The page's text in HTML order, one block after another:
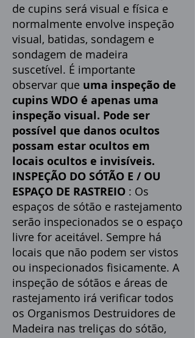
de cupins será visual e física e
normalmente envolve inspeção
visual, batidas, sondagem e
sondagem de madeira
suscetível. É importante
observar que uma inspeção de
cupins WDO é apenas uma
inspeção visual. Pode ser
possível que danos ocultos
possam estar ocultos em
locais ocultos e invisíveis.
INSPEÇÃO DO SÓTÃO E / OU
ESPAÇO DE RASTREIO : Os
espaços de sótão e rastejamento
serão inspecionados se o espaço
livre for aceitável. Sempre há
locais que não podem ser vistos
ou inspecionados fisicamente. A
inspeção de sótãos e áreas de
rastejamento irá verificar todos
os Organismos Destruidores de
Madeira nas treliças do sótão,